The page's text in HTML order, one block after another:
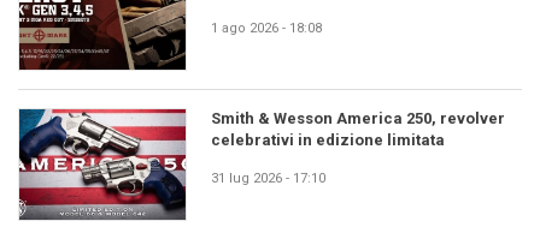
1 ago 2026 - 18:08
Smith & Wesson America 250, revolver
celebrativi in edizione limitata
31 lug 2026 - 17:10